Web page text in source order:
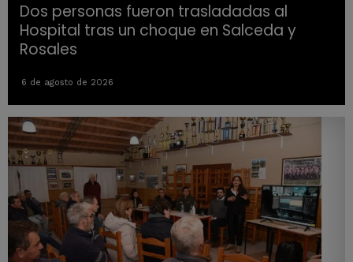
Dos personas fueron trasladadas al
Hospital tras un choque en Salceda y
Rosales
6 de agosto de 2026